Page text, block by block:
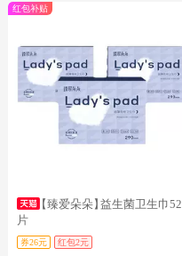
红包补贴
【臻爱朵朵】益生菌卫生巾52
片
券26元 红包2元